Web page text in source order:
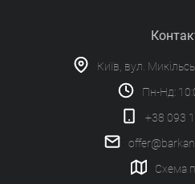
Київ, вул.
Пн-Нд:
+38 093
Схема